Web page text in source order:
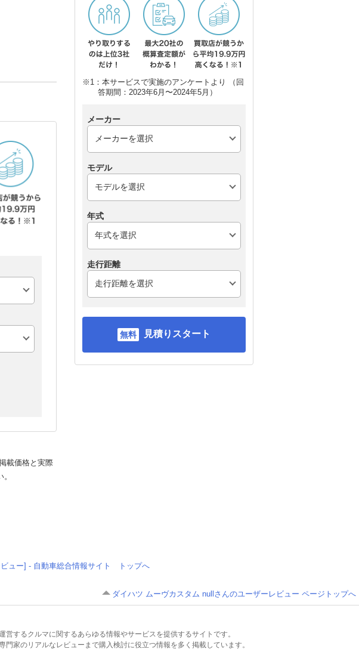
載価格と実際
※1：本サービスで実施のアンケートより （回
答期間：2023年6月〜2024年5月）
メーカー
モデル
年式
走行距離
見積りスタート
ュー] - 自動車総合情報サイト トップへ
ダイハツ ムーヴカスタム nullさんのユーザーレビュー ページトップへ
するクルマに関するあらゆる情報やサービスを提供するサイトです。
家のリアルなレビューまで購入検討に役立つ情報を多く掲載しています。